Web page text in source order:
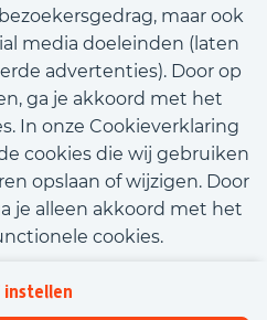
maar ook
media doeleinden (laten
advertenties). Door op
ga je akkoord met het
In onze Cookieverklaring
cookies die wij gebruiken
opslaan of wijzigen. Door
je alleen akkoord met het
cookies.
meer vacatures